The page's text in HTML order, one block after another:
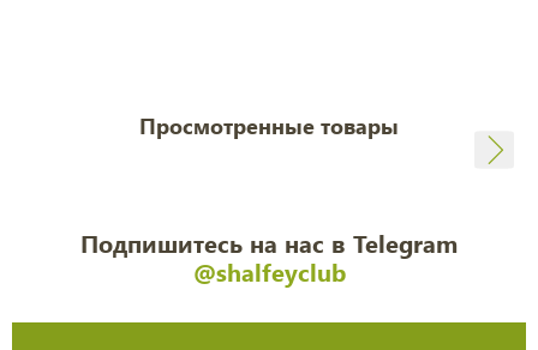
Просмотренные товары
Подпишитесь на нас в Telegram
@shalfeyclub